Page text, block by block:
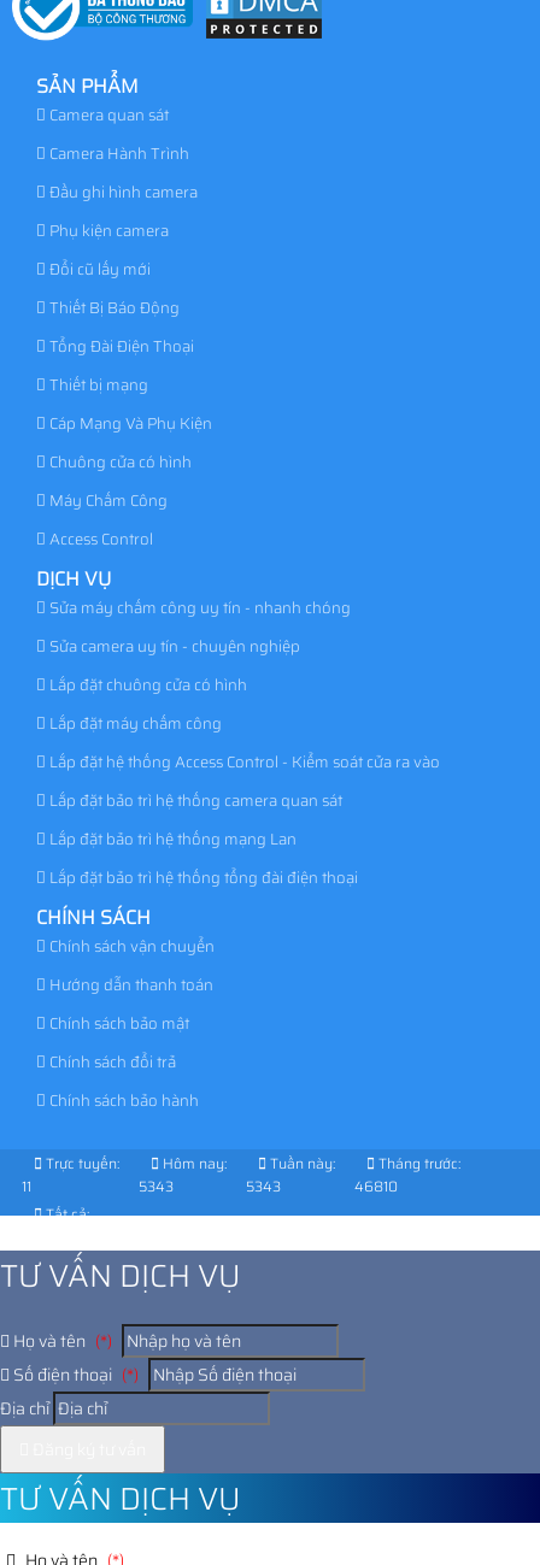
SẢN PHẨM
Camera quan sát
Camera Hành Trình
Đầu ghi hình camera
Phụ kiện camera
Đổi cũ lấy mới
Thiết Bị Báo Động
Tổng Đài Điện Thoại
Thiết bị mạng
Cáp Mạng Và Phụ Kiện
Chuông cửa có hình
Máy Chấm Công
Access Control
DỊCH VỤ
Sửa máy chấm công uy tín - nhanh chóng
Sửa camera uy tín - chuyên nghiệp
Lắp đặt chuông cửa có hình
Lắp đặt máy chấm công
Lắp đặt hệ thống Access Control - Kiểm soát cửa ra vào
Lắp đặt bảo trì hệ thống camera quan sát
Lắp đặt bảo trì hệ thống mạng Lan
Lắp đặt bảo trì hệ thống tổng đài điện thoại
CHÍNH SÁCH
Chính sách vận chuyển
Hướng dẫn thanh toán
Chính sách bảo mật
Chính sách đổi trả
Chính sách bảo hành
Trực tuyến:
11
Hôm nay:
5343
Tuần này:
5343
Tháng trước:
46810
Tất cả:
TƯ VẤN DỊCH VỤ
Họ và tên (*)
Số điện thoại (*)
Địa chỉ
TƯ VẤN DỊCH VỤ
Họ và tên (*)